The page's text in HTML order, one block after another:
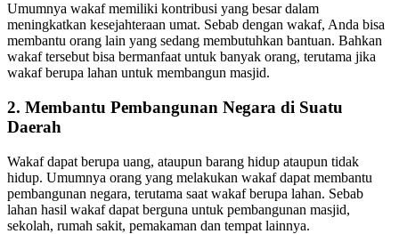
Umumnya wakaf memiliki kontribusi yang besar dalam
meningkatkan kesejahteraan umat. Sebab dengan wakaf, Anda bisa
membantu orang lain yang sedang membutuhkan bantuan. Bahkan
wakaf tersebut bisa bermanfaat untuk banyak orang, terutama jika
wakaf berupa lahan untuk membangun masjid.
2. Membantu Pembangunan Negara di Suatu
Daerah
Wakaf dapat berupa uang, ataupun barang hidup ataupun tidak
hidup. Umumnya orang yang melakukan wakaf dapat membantu
pembangunan negara, terutama saat wakaf berupa lahan. Sebab
lahan hasil wakaf dapat berguna untuk pembangunan masjid,
sekolah, rumah sakit, pemakaman dan tempat lainnya.